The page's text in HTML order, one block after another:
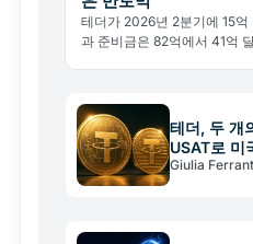
테더가 2026년 2분기에 15
과 준비금은 82억에서 41억
테더, 두 개
USAT로 미
Giulia